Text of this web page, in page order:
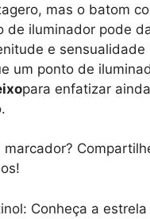
mas o batom
de iluminador pode
e sensualidade
um ponto de
para enfatizar
marcador?
Conheça a